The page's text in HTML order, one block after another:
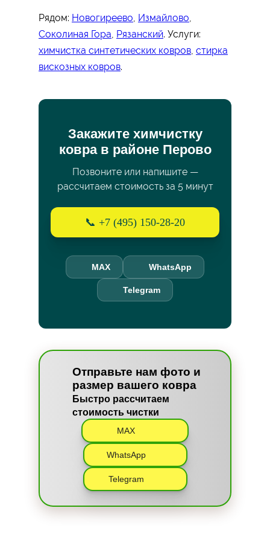
Рядом: Новогиреево Измайлово
Соколиная Гора Рязанский. Услуги:
химчистка синтетических ковров стирка
вискозных ковров.
Закажите химчистку
ковра в районе Перово
Позвоните или напишите —
рассчитаем стоимость за 5 минут
📞 +7 (495) 150-28-20
MAX WhatsApp
Telegram
Отправьте нам фото и
размер вашего ковра
Быстро рассчитаем
стоимость чистки
MAX
WhatsApp
Telegram